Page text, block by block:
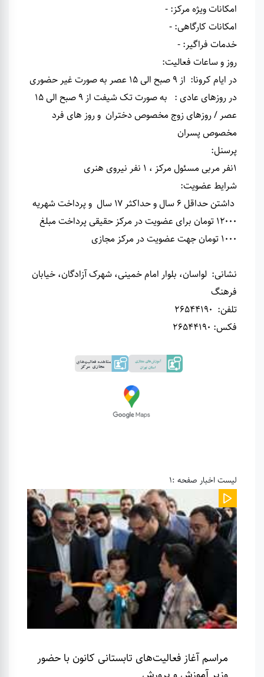
امکانات ویژه مرکز:
-
امکانات کارگاهی:
-
خدمات فراگیر:
-
روز و ساعات فعالیت:
در ایام کرونا: از 9 صبح الی 15 عصر به صورت غیر حضوری
در روزهای عادی : به صورت تک شیفت از 9 صبح الی 15
عصر / روزهای زوج مخصوص دختران و روز های فرد
مخصوص پسران
پرسنل:
1نفر مربی مسئول مرکز ، 1 نفر نیروی هنری
شرایط عضویت:
داشتن حداقل ۶ سال و حداکثر ۱۷ سال و پرداخت شهریه
۱۲۰۰۰ تومان برای عضویت در مرکز حقیقی پرداخت مبلغ
1000 تومان جهت عضویت در مرکز مجازی
نشانی: لواسان، بلوار امام خمینی، شهرک آزادگان، خیابان
فرهنگ
تلفن:
فکس: 26544190
لیست اخبار صفحه :1
مراسم آغاز فعالیت‌های تابستانی کانون با حضور